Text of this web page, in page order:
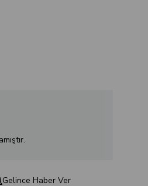
Gelince Haber Ver